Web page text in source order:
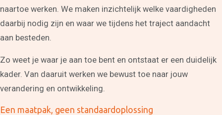
naartoe werken. We maken inzichtelijk welke vaardigheden
daarbij nodig zijn en waar we tijdens het traject aandacht
aan besteden.
Zo weet je waar je aan toe bent en ontstaat er een duidelijk
kader. Van daaruit werken we bewust toe naar jouw
verandering en ontwikkeling.
Een maatpak, geen standaardoplossing